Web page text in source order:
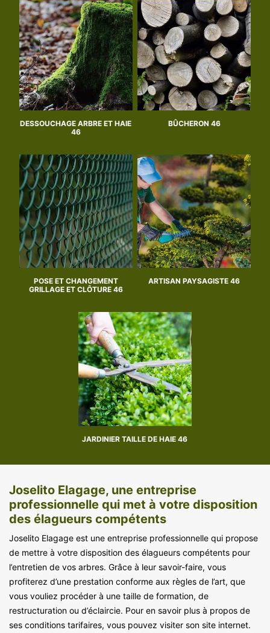
DESSOUCHAGE ARBRE ET HAIE
46
BÛCHERON 46
POSE ET CHANGEMENT
GRILLAGE ET CLÔTURE 46
ARTISAN PAYSAGISTE 46
JARDINIER TAILLE DE HAIE 46
Joselito Elagage, une entreprise
professionnelle qui met à votre disposition
des élagueurs compétents
Joselito Elagage est une entreprise professionnelle qui propose
de mettre à votre disposition des élagueurs compétents pour
l’entretien de vos arbres. Grâce à leur savoir-faire, vous
profiterez d’une prestation conforme aux règles de l’art, que
vous vouliez procéder à une taille de formation, de
restructuration ou d’éclaircie. Pour en savoir plus à propos de
ses conditions tarifaires, vous pouvez visiter son site internet.